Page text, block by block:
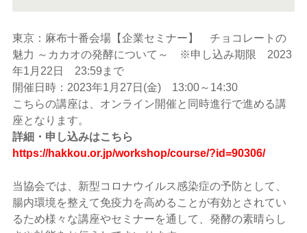
東京：麻布十番会場【企業セミナー】 チョコレートの
魅力 ～カカオの発酵について～ ※申し込み期限 2023
年1月22日 23:59まで
開催日時：2023年1月27日(金) 13:00～14:30
こちらの講座は、オンライン開催と同時進行で進める講
座となります。
詳細・申し込みはこちら
https://hakkou.or.jp/workshop/course/?id=90306/
当協会では、新型コロナウイルス感染症の予防として、
腸内環境を整えて免疫力を高めることが有効とされてい
るため様々な講座やセミナーを通して、発酵の素晴らし